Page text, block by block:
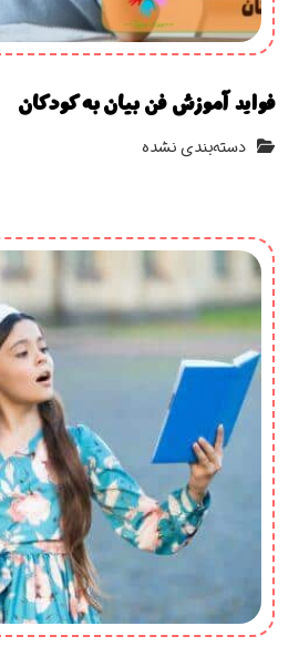
فواید آموزش فن بیان به کودکان
دسته‌بندی نشده